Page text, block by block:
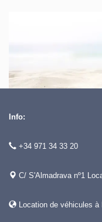
Info:
+34 971 34 33 20
C/ S'Almadrava nº1
Location de véhicules à